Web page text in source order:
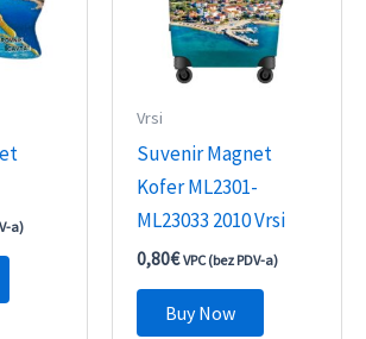
a)
Vrsi
Suvenir Magnet
Kofer ML2301-
ML23033 2010 Vrsi
0,80€ VPC (bez PDV-a)
Buy Now